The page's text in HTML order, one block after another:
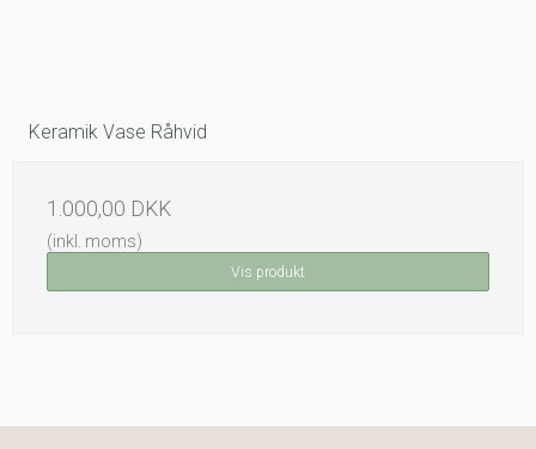
Keramik Vase Råhvid
1.000,00 DKK
(inkl. moms)
Vis produkt